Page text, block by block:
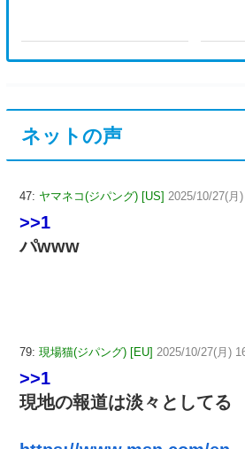
ネットの声
47: ヤマネコ(ジパング) [US] 2025/10/27(月
>>1
パwww
79: 現場猫(ジパング) [EU] 2025/10/27(月)
>>1
現地の報道は淡々としてる